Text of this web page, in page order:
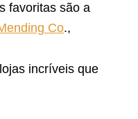
favoritas são a
Co.,
incríveis que